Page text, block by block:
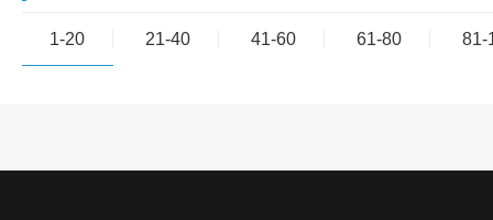
1-20 21-40 41-60 61-80 81-